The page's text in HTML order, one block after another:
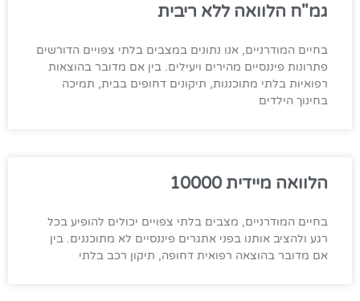
גמ"ח הלוואה ללא ריבית
בחיים המודרניים, אנו נתונים במצבים בלתי צפויים הדורשים
פתרונות פיננסיים מהירים ויעילים. בין אם מדובר בהוצאות
רפואיות בלתי מתוכננות, תיקונים דחופים בבית, תמיכה
בחינוך הילדים
הלוואה מיידית 10000
בחיים המודרניים, מצבים בלתי צפויים יכולים להופיע בכל
רגע ולהציב אותנו בפני אתגרים פיננסיים לא מתוכננים. בין
אם מדובר בהוצאה רפואית דחופה, תיקון רכב בלתי